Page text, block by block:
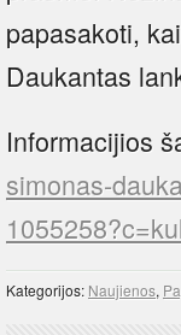
papasakoti,
Daukantas
Informacijios
simonas-
Kategorijos: Naujienos,